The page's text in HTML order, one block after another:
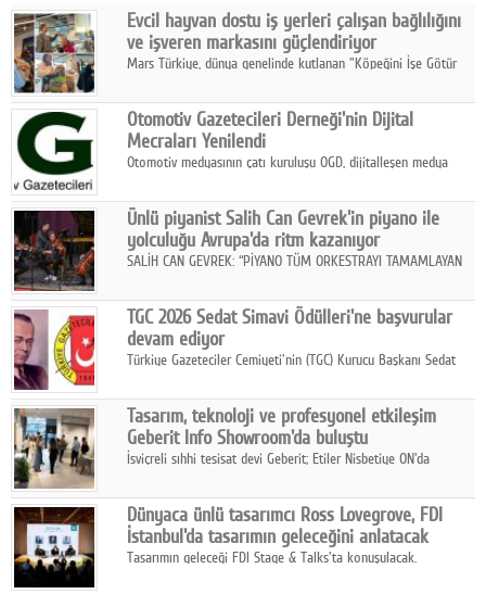
Facebook
Diziler
Karikatür
Youtube
Polemik
Reklam
Yazarlar
Künye
SOSYAL MEDYA
Facebook
Twitter
Google Plus
© 2026 TÜM HAKLARI SAKLIDIR
Evcil hayvan dostu iş yerleri çalışan bağlılığını
ve işveren markasını güçlendiriyor
Mars Türkiye, dünya genelinde kutlanan "Köpeğini İşe Götür
çalışan bağlılığı, iyi olma hali ve işveren markası üzerindeki
etkisine dikkat çekti.
Otomotiv Gazetecileri Derneği'nin Dijital
Mecraları Yenilendi
Otomotiv medyasının çatı kuruluşu OGD, dijitalleşen medya
hedefiyle internet sitesini ve sosyal medya kanallarını yeniledi.
Ünlü piyanist Salih Can Gevrek'in piyano ile
yolculuğu Avrupa'da ritm kazanıyor
SALİH CAN GEVREK: “PİYANO TÜM ORKESTRAYI TAMAMLAYAN
ETKİ YARATIYOR"
TGC 2026 Sedat Simavi Ödülleri'ne başvurular
devam ediyor
Türkiye Gazeteciler Cemiyeti'nin (TGC) Kurucu Başkanı Sedat
Tasarım, teknoloji ve profesyonel etkileşim
Geberit Info Showroom'da buluştu
İsviçreli sıhhi tesisat devi Geberit; Etiler Nisbetiye ON'da
ortaklığıyla özel bir davete ev sahipliği yaptı.
Dünyaca ünlü tasarımcı Ross Lovegrove, FDI
İstanbul'da tasarımın geleceğini anlatacak
Tasarımın geleceği FDI Stage & Talks'ta konuşulacak.